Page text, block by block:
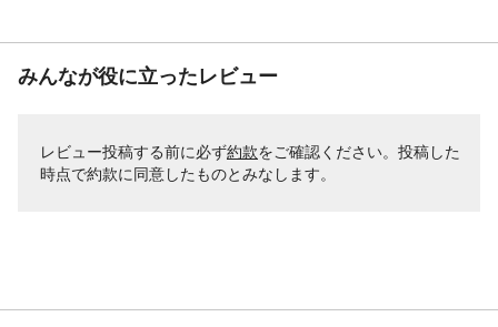
みんなが役に立ったレビュー
レビュー投稿する前に必ず約款をご確認ください。投稿した
時点で約款に同意したものとみなします。